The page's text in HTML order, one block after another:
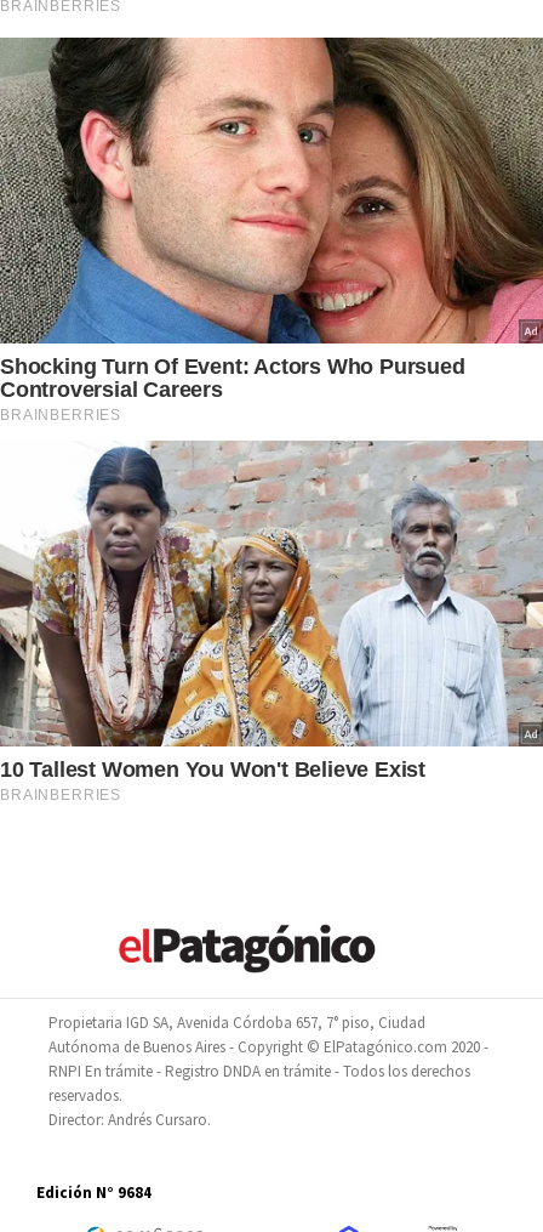
Propietaria IGD SA, Avenida Córdoba 657, 7° piso, Ciudad
Autónoma de Buenos Aires - Copyright © ElPatagónico.com 2020 -
RNPI En trámite - Registro DNDA en trámite - Todos los derechos
reservados.
Director: Andrés Cursaro.
Edición N° 9684